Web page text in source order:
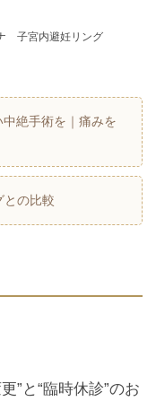
子宮内避妊リング
絶手術を｜痛みを
との比較